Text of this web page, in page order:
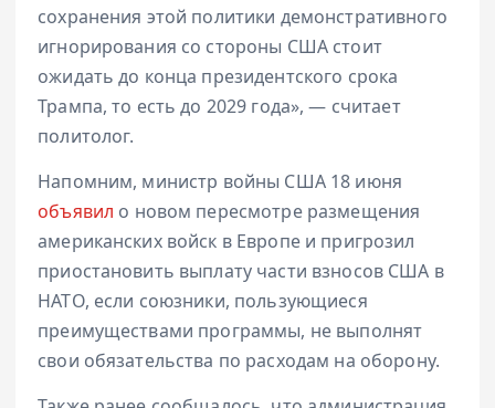
сохранения этой политики демонстративного
игнорирования со стороны США стоит
ожидать до конца президентского срока
Трампа, то есть до 2029 года», — считает
политолог.
Напомним, министр войны США 18 июня
объявил о новом пересмотре размещения
американских войск в Европе и пригрозил
приостановить выплату части взносов США в
НАТО, если союзники, пользующиеся
преимуществами программы, не выполнят
свои обязательства по расходам на оборону.